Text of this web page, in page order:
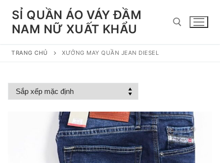
Chuyển
đếnSỈ QUẦN ÁO VÁY ĐẦM
NAM NỮ XUẤT KHẨU
TRANG CHỦ XƯỞNG MAY QUẦN JEAN DIESEL